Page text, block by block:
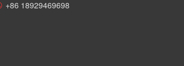
+86 18929469698